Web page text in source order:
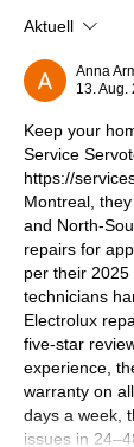
Aktuell
Anna
13. Aug.
Keep your
Service
https://
Montreal,
and North-
repairs for
per their
technicians
Electrolux
five-star
experience,
warranty on
days a week,
issues in